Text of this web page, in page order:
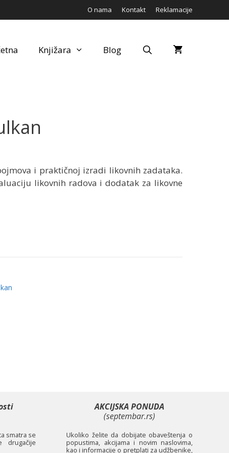
O nama Kontakt Reklamacije
Knjižara Blog
i praktičnoj izradi likovnih zadataka.
likovnih radova i dodatak za likovne
smatra se
drugačije
AKCIJSKA PONUDA
(septembar.rs)
Ukoliko želite da dobijate obaveštenja o
popustima, akcijama i novim naslovima,
kao i informacije o pretplati za udžbenike,